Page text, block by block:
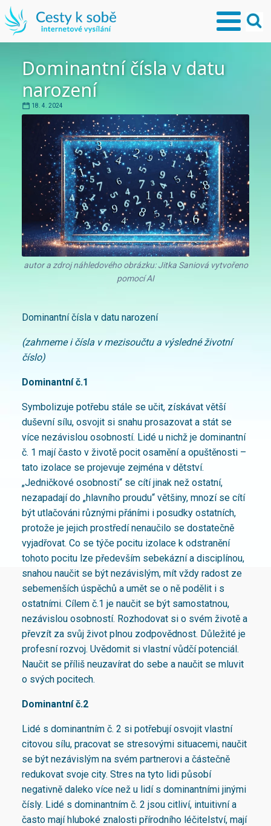
Dominantní čísla v datu
narození
18. 4. 2024
autor a zdroj náhledového obrázku: Jitka Saniová vytvořeno
pomocí AI
Dominantní čísla v datu narození
(zahrneme i čísla v mezisoučtu a výsledné životní
číslo)
Dominantní č.1
Symbolizuje potřebu stále se učit, získávat větší
duševní sílu, osvojit si snahu prosazovat a stát se
více nezávislou osobností. Lidé u nichž je dominantní
č. 1 mají často v životě pocit osamění a opuštěnosti –
tato izolace se projevuje zejména v dětství.
„Jedničkové osobnosti“ se cítí jinak než ostatní,
nezapadají do „hlavního proudu“ většiny, mnozí se cítí
být utlačováni různými přáními i posudky ostatních,
protože je jejich prostředí nenaučilo se dostatečně
vyjadřovat. Co se týče pocitu izolace k odstranění
tohoto pocitu lze především sebekázní a disciplínou,
snahou naučit se být nezávislým, mít vždy radost ze
sebemenších úspěchů a umět se o ně podělit i s
ostatními. Cílem č.1 je naučit se být samostatnou,
nezávislou osobností. Rozhodovat si o svém životě a
převzít za svůj život plnou zodpovědnost. Důležité je
profesní rozvoj. Uvědomit si vlastní vůdčí potenciál.
Naučit se příliš neuzavírat do sebe a naučit se mluvit
o svých pocitech.
Dominantní č.2
Lidé s dominantním č. 2 si potřebují osvojit vlastní
citovou sílu, pracovat se stresovými situacemi, naučit
se být nezávislým na svém partnerovi a částečně
redukovat svoje city. Stres na tyto lidi působí
negativně daleko více než u lidí s dominantními jinými
čísly. Lidé s dominantním č. 2 jsou citliví, intuitivní a
často mají hluboké znalosti přírodního léčitelství, mají